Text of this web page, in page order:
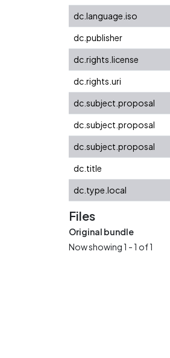
dc.language.iso
dc.publisher
dc.rights.license
dc.rights.uri
dc.subject.proposal
dc.subject.proposal
dc.subject.proposal
dc.title
dc.type.local
Files
Original bundle
Now showing1 - 1 of 1